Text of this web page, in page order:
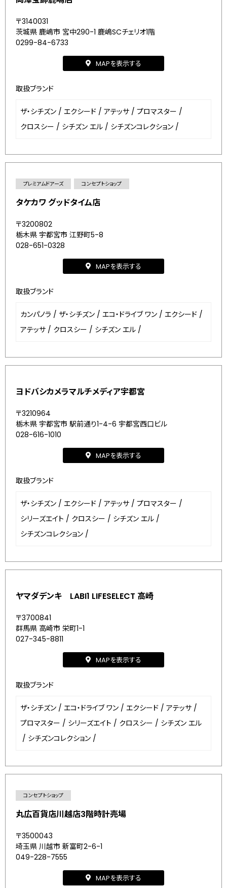
〒3140031
茨城県 鹿嶋市 宮中290-1 鹿嶋SCチェリオ1階
0299-84-6733
MAPを表示する
取扱ブランド
ザ・シチズン / エクシード / アテッサ / プロマスター /
クロスシー / シチズン エル / シチズンコレクション /
プレミアムドアーズ コンセプトショップ
タケカワ グッドタイム店
〒3200802
栃木県 宇都宮市 江野町5-8
028-651-0328
MAPを表示する
取扱ブランド
カンパノラ / ザ・シチズン / エコ・ドライブ ワン / エクシード /
アテッサ / クロスシー / シチズン エル /
ヨドバシカメラマルチメディア宇都宮
〒3210964
栃木県 宇都宮市 駅前通り1-4-6 宇都宮西口ビル
028-616-1010
MAPを表示する
取扱ブランド
ザ・シチズン / エクシード / アテッサ / プロマスター /
シリーズエイト / クロスシー / シチズン エル /
シチズンコレクション /
ヤマダデンキ LABI1 LIFESELECT 高崎
〒3700841
群馬県 高崎市 栄町1-1
027-345-8811
MAPを表示する
取扱ブランド
ザ・シチズン / エコ・ドライブ ワン / エクシード / アテッサ /
プロマスター / シリーズエイト / クロスシー / シチズン エル
/ シチズンコレクション /
コンセプトショップ
丸広百貨店川越店3階時計売場
〒3500043
埼玉県 川越市 新富町2-6-1
049-228-7555
MAPを表示する